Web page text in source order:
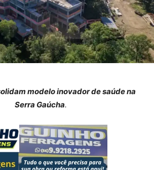
modelo inovador de saúde na
Serra Gaúcha.